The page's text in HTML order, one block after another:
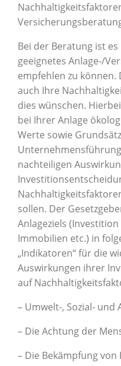
Bei der Beratung ist
geeignetes Anlage-/
empfehlen zu
auch Ihre
dies wünschen.
bei Ihrer Anlage
Werte sowie
nachteiligen
sollen. Der
Anlageziels
Immobilien etc.) in
„Indikatoren“ für die
Auswirkungen ihrer
auf
– Umwelt-, Sozial-
– Die Achtung der
– Die Bekämpfung